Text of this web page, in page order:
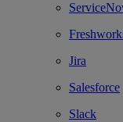
Jira
Salesforce
Slack